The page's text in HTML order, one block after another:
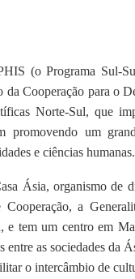
(o Programa Sul-
Cooperação para o
Norte-Sul, que
um
e ciências humanas.
Ásia, organismo de
a
e tem um centro em
as sociedades da
o intercâmbio de